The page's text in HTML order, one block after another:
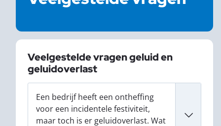
Veelgestelde vragen geluid en
geluidoverlast
Een bedrijf heeft een ontheffing
voor een incidentele festiviteit,
maar toch is er geluidoverlast. Wat